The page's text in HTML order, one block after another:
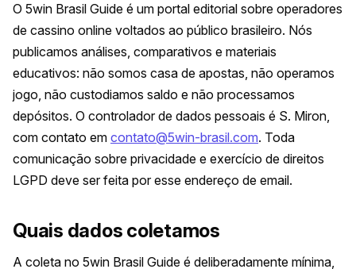
O 5win Brasil Guide é um portal editorial sobre operadores
de cassino online voltados ao público brasileiro. Nós
publicamos análises, comparativos e materiais
educativos: não somos casa de apostas, não operamos
jogo, não custodiamos saldo e não processamos
depósitos. O controlador de dados pessoais é S. Miron,
com contato em contato@5win-brasil.com. Toda
comunicação sobre privacidade e exercício de direitos
LGPD deve ser feita por esse endereço de email.
Quais dados coletamos
A coleta no 5win Brasil Guide é deliberadamente mínima,